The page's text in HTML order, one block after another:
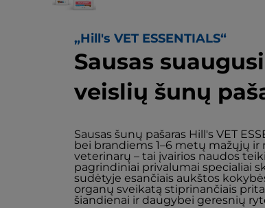
„Hill's VET ESSENTIALS“
Sausas
veislių šunų
Sausas šunų pašaras Hill's VET
bei brandiems 1–6 metų mažųjų
veterinarų – tai įvairios naudos
pagrindiniai privalumai specialiai
sudėtyje esančiais aukštos
organų sveikatą stiprinančiais
šiandienai ir daugybei geresnių